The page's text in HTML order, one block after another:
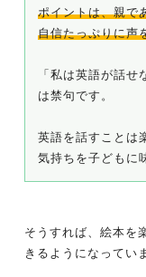
ポイントは、親で
自信たっぷりに声
「私は英語が話
は禁句です。
英語を話すことは
気持ちを子どもに
そうすれば、絵本を
きるようになってい